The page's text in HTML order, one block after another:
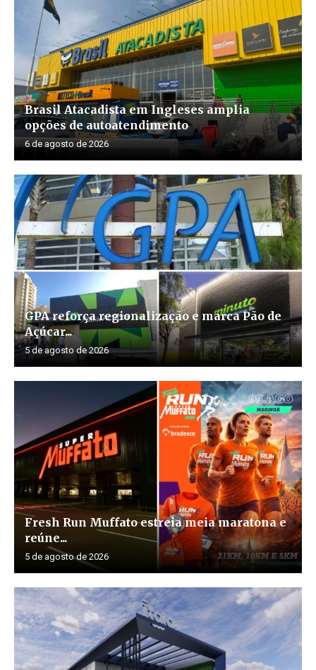
Brasil Atacadista em Ingleses amplia
opções de autoatendimento
6 de agosto de 2026
GPA reforça regionalização e marca Pão de
Açúcar...
5 de agosto de 2026
Fresh Run Muffato estreia meia maratona e
reúne...
5 de agosto de 2026